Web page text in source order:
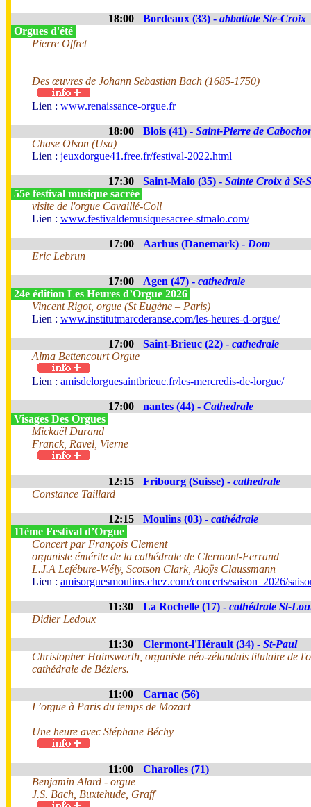
18:00 Bordeaux (33) - abbatiale Ste-Croix
Orgues d'été
Pierre Offret
Des œuvres de Johann Sebastian Bach (1685-1750)
Lien : www.renaissance-orgue.fr
18:00 Blois (41) - Saint-Pierre de
Chase Olson (Usa)
Lien : jeuxdorgue41.free.fr/festival-2022.html
17:30 Saint-Malo (35) - Sainte Croix à St-
55e festival musique sacrée
visite de l'orgue Cavaillé-Coll
Lien : www.festivaldemusiquesacree-stmalo.com/
17:00 Aarhus (Danemark) - Dom
Eric Lebrun
17:00 Agen (47) - cathedrale
24e édition Les Heures d’Orgue 2026
Vincent Rigot, orgue (St Eugène – Paris)
Lien : www.institutmarcderanse.com/les-heures-d-orgue/
17:00 Saint-Brieuc (22) - cathedrale
Alma Bettencourt Orgue
Lien : amisdelorguesaintbrieuc.fr/les-mercredis-de-lorgue/
17:00 nantes (44) - Cathedrale
Visages Des Orgues
Mickaël Durand
Franck, Ravel, Vierne
12:15 Fribourg (Suisse) - cathedrale
Constance Taillard
12:15 Moulins (03) - cathédrale
11ème Festival d’Orgue
Concert par François Clement
organiste émérite de la cathédrale de Clermont-Ferrand
L.J.A Lefébure-Wély, Scotson Clark, Aloÿs Claussmann
Lien : amisorguesmoulins.chez.com/concerts/saison_2026/
11:30 La Rochelle (17) - cathédrale St-
Didier Ledoux
11:30 Clermont-l'Hérault (34) - St-Paul
Christopher Hainsworth, organiste néo-zélandais titulaire de
cathédrale de Béziers.
11:00
Carnac (56)
L’orgue à Paris du temps de Mozart
Une heure avec Stéphane Béchy
11:00
Charolles (71)
Benjamin Alard - orgue
J.S. Bach, Buxtehude, Graff